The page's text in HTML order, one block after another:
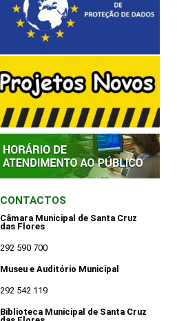
CONTACTOS
Câmara Municipal de Santa Cruz
das Flores
292 590 700
Museu e Auditório Municipal
292 542 119
Biblioteca Municipal de Santa Cruz